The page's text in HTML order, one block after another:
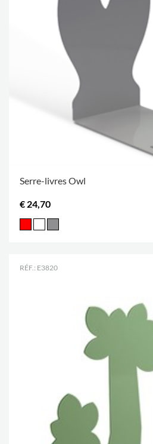
Serre-livres Owl
€ 24,70
RÉF.: E3820